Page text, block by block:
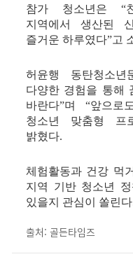
참가 청소년은 “
지역에서 생산된
즐거운 하루였다”고
허윤행 동탄청소년
다양한 경험을 통해
바란다”며 “앞으
청소년 맞춤형 프
밝혔다.
체험활동과 건강 먹
지역 기반 청소년
있을지 관심이 쏠린
출처: 골든타임즈